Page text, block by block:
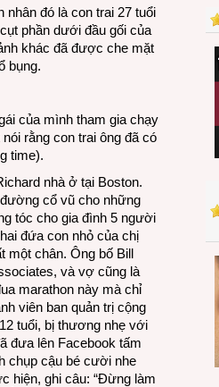
nạn
nhân
nghiệt
nhân đó là con trai 27 tuổi
phần dưới đầu gối của
khác đã được che mặt
bụng.
của mình tham gia chạy
rằng con trai ông đã có
time).
nhà ở tại Boston.
cổ vũ cho những
tóc cho gia đình 5 người
đứa con nhỏ của chị
một chân. Ông bố Bill
và vợ cũng là
marathon này mà chỉ
viên ban quản trị cộng
tuổi, bị thương nhẹ với
đưa lên Facebook tấm
chụp cậu bé cười nhe
hiện, ghi câu: “Đừng làm